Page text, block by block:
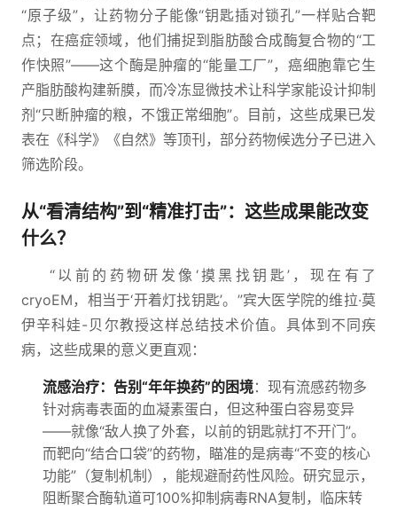
“原子级”，让药物分子能像“钥匙插对锁孔”一样贴合靶
点；在癌症领域，他们捕捉到脂肪酸合成酶复合物的“工
作快照”——这个酶是肿瘤的“能量工厂”，癌细胞靠它生
产脂肪酸构建新膜，而冷冻显微技术让科学家能设计抑制
剂“只断肿瘤的粮，不饿正常细胞”。目前，这些成果已发
表在《科学》《自然》等顶刊，部分药物候选分子已进入
筛选阶段。
从“看清结构”到“精准打击”：这些成果能改变
什么？
“以前的药物研发像‘摸黑找钥匙’，现在有了
cryoEM，相当于‘开着灯找钥匙’。”宾大医学院的维拉·莫
伊辛科娃-贝尔教授这样总结技术价值。具体到不同疾
病，这些成果的意义更直观：
流感治疗：告别“年年换药”的困境：现有流感药物多
针对病毒表面的血凝素蛋白，但这种蛋白容易变异
——就像“敌人换了外套，以前的钥匙就打不开门”。
而靶向“结合口袋”的药物，瞄准的是病毒“不变的核心
功能”（复制机制），能规避耐药性风险。研究显示，
阻断聚合酶轨道可100%抑制病毒RNA复制，临床转